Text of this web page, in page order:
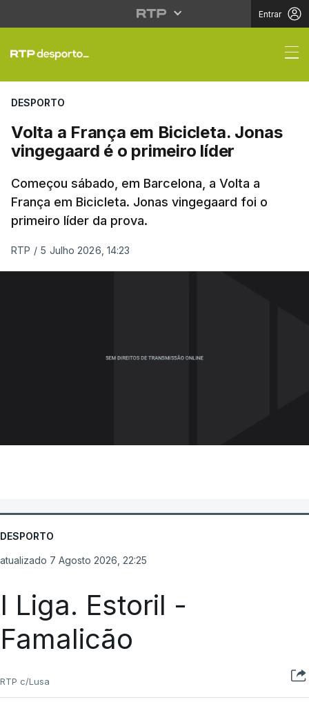
Entrar
Volta a França em
DESPORTO
Volta a França em Bicicleta. Jonas
vingegaard é o primeiro líder
Começou sábado, em Barcelona, a Volta a
França em Bicicleta. Jonas vingegaard foi o
primeiro líder da prova.
RTP / 5 Julho 2026, 14:23
DESPORTO
atualizado 7 Agosto 2026, 22:25
I Liga. Estoril -
Famalicão
RTP c/Lusa